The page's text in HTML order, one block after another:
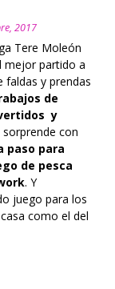
2017
Tere Moleón
mejor partido a
faldas y prendas
de
y
sorprende con
paso para
de pesca
. Y
juego para los
como el del